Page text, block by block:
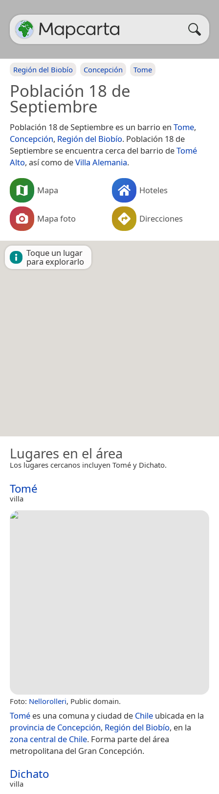
Región del Biobío Concepción Tome
Población 18 de
Septiembre
Población 18 de Septiembre es un barrio en Tome,
Concepción, Región del Biobío. Población 18 de
Septiembre se encuentra cerca del barrio deTomé
Alto, así como deVilla Alemania.
Mapa Hoteles
Mapa foto Direcciones
Toque un lugar
para explorarlo
Lugares en el área
Los lugares cercanos incluyen Tomé y Dichato.
Tomé
villa
Foto: Nellorolleri, Public domain.
Tomé es una comuna y ciudad de Chile ubicada en la
provincia de Concepción, Región del Biobío, en la
zona central de Chile. Forma parte del área
metropolitana del Gran Concepción.
Dichato
villa